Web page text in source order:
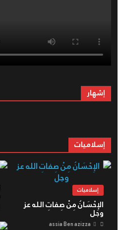
إشهار
إسلاميات
إسلاميات
الإِحْسَانُ مِنْ صِفاتِ الله عز
وجل
assia Ben azizza